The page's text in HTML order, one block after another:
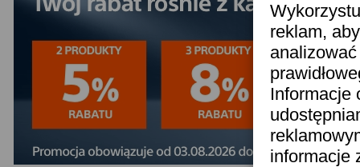
reklam,
Informacje
informacje